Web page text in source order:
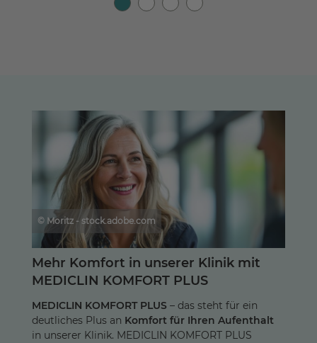
© Moritz - stock.adobe.com
Mehr Komfort in unserer Klinik mit
MEDICLIN KOMFORT PLUS
MEDICLIN KOMFORT PLUS – das steht für ein
deutliches Plus an Komfort für Ihren Aufenthalt
in unserer Klinik. MEDICLIN KOMFORT PLUS